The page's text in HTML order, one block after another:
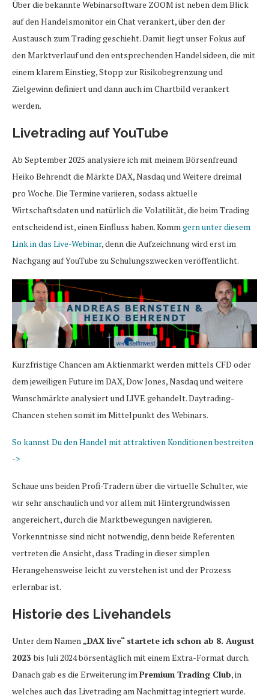
Über die bekannte Webinarsoftware ZOOM ist neben dem Blick
auf den Handelsmonitor ein Chat verankert, über den der
Austausch zum Trading geschieht. Damit liegt unser Fokus auf
den Marktverlauf und den entsprechenden Handelsideen, die mit
einem klarem Einstieg, Stopp zur Risikobegrenzung und
Zielgewinn definiert und dann auch im Chartbild verankert
werden.
Livetrading auf YouTube
Ab September 2025 analysiere ich mit meinem Börsenfreund
Heiko Behrendt die Märkte DAX, Nasdaq und Weitere dreimal
pro Woche. Die Termine variieren, sodass aktuelle
Wirtschaftsdaten und natürlich die Volatilität, die beim Trading
entscheidend ist, einen Einfluss haben. Komm gern unter diesem
Link in das Live-Webinar, denn die Aufzeichnung wird erst im
Nachgang auf YouTube zu Schulungszwecken veröffentlicht.
Kurzfristige Chancen am Aktienmarkt werden mittels CFD oder
dem jeweiligen Future im DAX, Dow Jones, Nasdaq und weitere
Wunschmärkte analysiert und LIVE gehandelt. Daytrading-
Chancen stehen somit im Mittelpunkt des Webinars.
So kannst Du den Handel mit attraktiven Konditionen bestreiten
->
Schaue uns beiden Profi-Tradern über die virtuelle Schulter, wie
wir sehr anschaulich und vor allem mit Hintergrundwissen
angereichert, durch die Marktbewegungen navigieren.
Vorkenntnisse sind nicht notwendig, denn beide Referenten
vertreten die Ansicht, dass Trading in dieser simplen
Herangehensweise leicht zu verstehen ist und der Prozess
erlernbar ist.
Historie des Livehandels
Unter dem Namen„DAX live“ startete ich schon ab 8. August
2023bis Juli 2024 börsentäglich mit einem Extra-Format durch.
Danach gab es die Erweiterung imPremium Trading Club, in
welches auch das Livetrading am Nachmittag integriert wurde.